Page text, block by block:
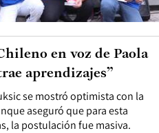
se mostró optimista con la
aseguró que para esta
la postulación fue masiva.
en voz de Paola
aprendizajes”